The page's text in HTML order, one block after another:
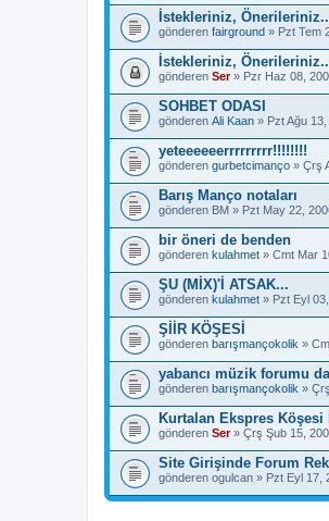
İstekleriniz,
gönderen fairground » Pzt Tem
İstekleriniz,
gönderen Ser» Pzr Haz 08,
SOHBET ODASI
gönderen Ali Kaan » Pzt Ağu
yeteeeeeerrrrrrrrr!!!!!!!!
gönderen gurbetcimanço » Çrş
Barış Manço notaları
gönderen BM » Pzt May 22,
bir öneri de benden
gönderen kulahmet » Cmt Mar
ŞU (MİX)'İ ATSAK...
gönderen kulahmet » Pzt Eyl
ŞİİR KÖŞESİ
gönderen barışmançokolik »
yabancı müzik forumu
gönderen barışmançokolik »
Kurtalan Ekspres Köşesi
gönderen Ser» Çrş Şub 15,
Site Girişinde Forum
gönderen ogulcan » Pzt Eyl 17,